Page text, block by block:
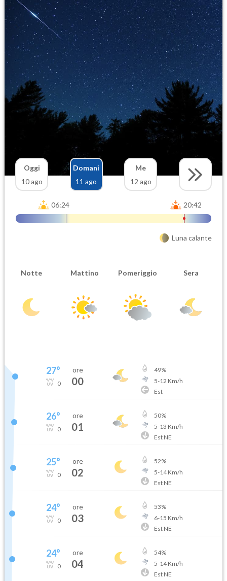
Oggi
10 ago
Domani
11 ago
Me
12 ago
06:24 20:42
Luna calante
Notte Mattino Pomeriggio Sera
27°
0
ore
00
49%
5-12 Km/h
Est
26°
0
ore
01
50%
5-13 Km/h
Est NE
25°
0
ore
02
52%
5-14Km/h
Est NE
24°
0
ore
03
53%
6-15 Km/h
Est NE
24°
0
ore
04
54%
5-14Km/h
Est NE